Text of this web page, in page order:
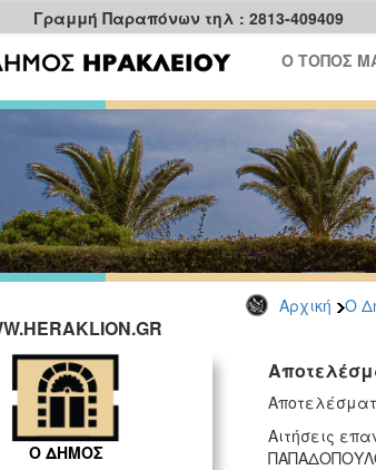
Γραμμή Παραπόνων τηλ : 2813-409409
Ο ΤΟΠΟΣ
Αρχική Ο
Ο ΔΗΜΟΣ
Αιτήσεις